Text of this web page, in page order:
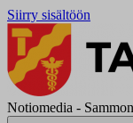
Siirry sisältöön
Notiomedia -